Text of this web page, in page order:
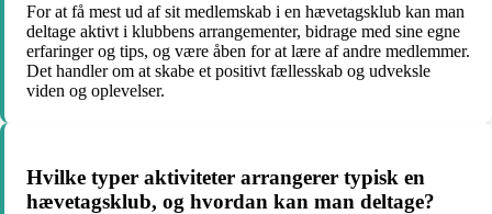
For at få mest ud af sit medlemskab i en hævetagsklub kan man
deltage aktivt i klubbens arrangementer, bidrage med sine egne
erfaringer og tips, og være åben for at lære af andre medlemmer.
Det handler om at skabe et positivt fællesskab og udveksle
viden og oplevelser.
Hvilke typer aktiviteter arrangerer typisk en
hævetagsklub, og hvordan kan man deltage?